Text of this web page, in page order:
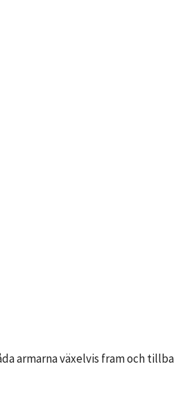
armarna växelvis fram och